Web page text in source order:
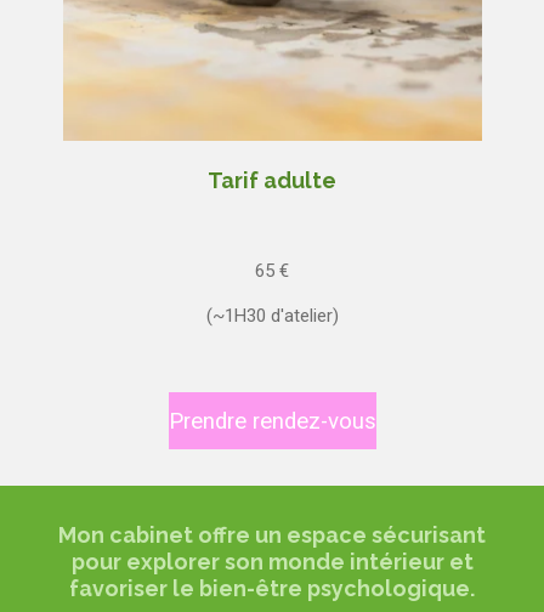
Tarif adulte
65 €
(~1H30 d'atelier)
Prendre rendez-vous
Mon cabinet offre un espace sécurisant
pour explorer son monde intérieur et
favoriser le bien-être psychologique.